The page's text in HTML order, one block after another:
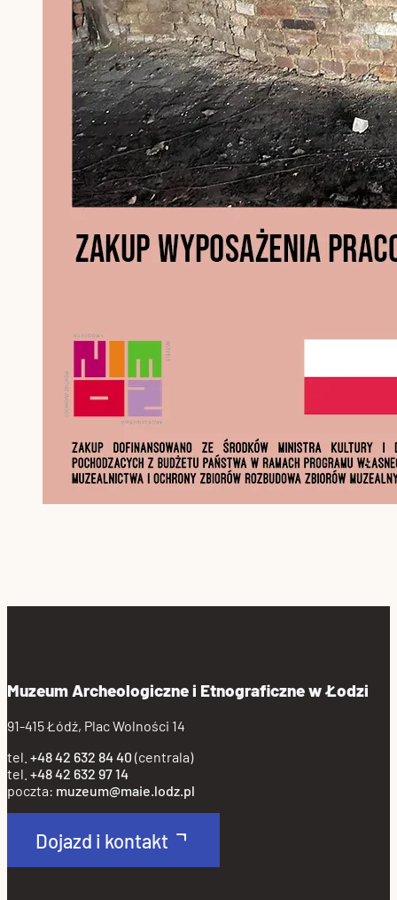
Muzeum Archeologiczne i Etnograficzne w Łodzi
91-415 Łódź, Plac Wolności 14
tel. +48 42 632 84 40 (centrala)
tel. +48 42 632 97 14
poczta: muzeum@maie.lodz.pl
Dojazd i kontakt